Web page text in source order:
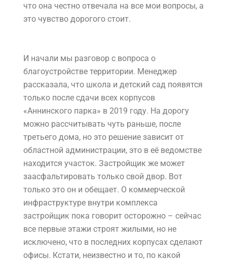
что она честно отвечала на все мои вопросы, а
это чувство дорогого стоит.
И начали мы разговор с вопроса о
благоустройстве территории. Менеджер
рассказала, что школа и детский сад появятся
только после сдачи всех корпусов
«Аннинского парка» в 2019 году. На дорогу
можно рассчитывать чуть раньше, после
третьего дома, но это решение зависит от
областной администрации, это в её ведомстве
находится участок. Застройщик же может
заасфальтировать только свой двор. Вот
только это он и обещает. О коммерческой
инфраструктуре внутри комплекса
застройщик пока говорит осторожно – сейчас
все первые этажи строят жилыми, но не
исключено, что в последних корпусах сделают
офисы. Кстати, неизвестно и то, по какой